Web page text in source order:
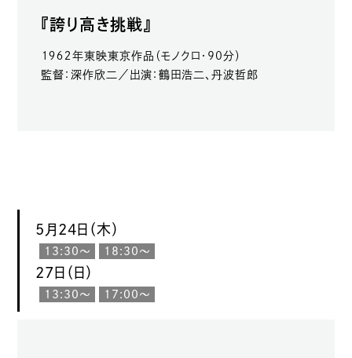
『誇り高き挑戦』
１９６２年東映東京作品（モノクロ・90分）
監督：深作欣二／出演：鶴田浩二、丹波哲郎
5月24日（木）
13:30〜 18:30〜
27日（日）
13:30〜 17:00〜